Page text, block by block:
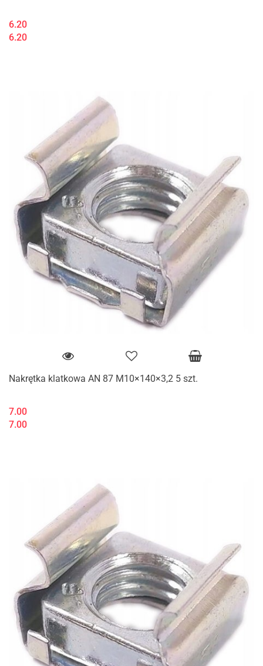
6.20
6.20
Nakrętka klatkowa AN 87 M10×140×3,2 5 szt.
7.00
7.00